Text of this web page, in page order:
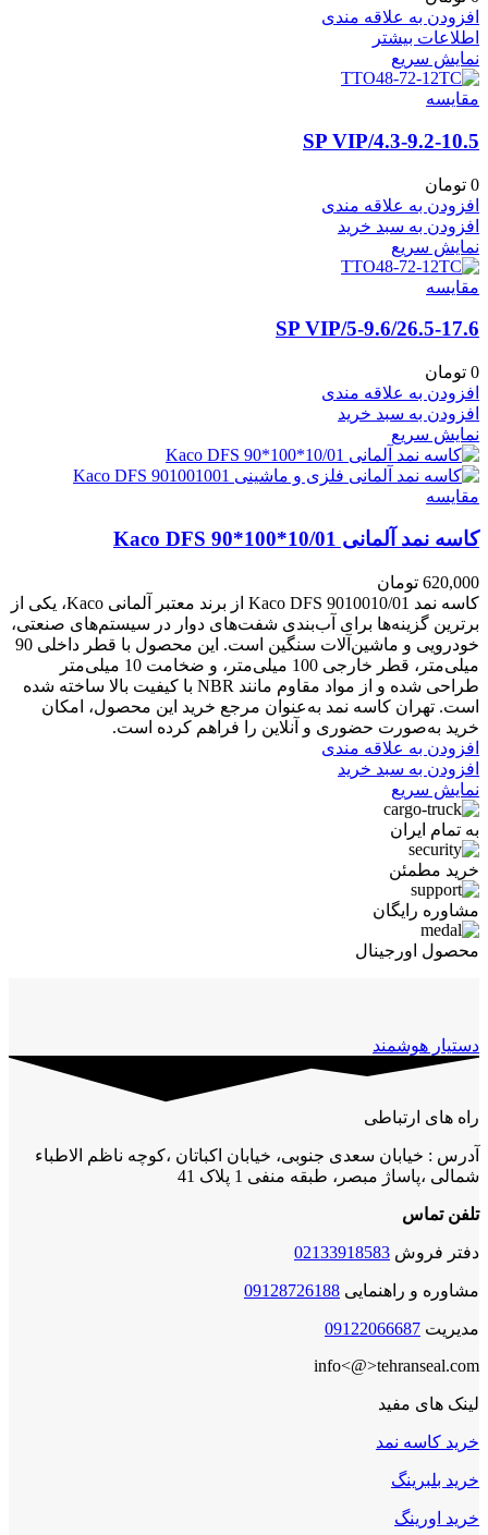
افزودن به علاقه مندی
اطلاعات بیشتر
نمایش سریع
مقايسه
4.3-9.2-10.5/SP VIP
0 تومان
افزودن به علاقه مندی
افزودن به سبد خرید
نمایش سریع
مقايسه
5-9.6/26.5-17.6/SP VIP
0 تومان
افزودن به علاقه مندی
افزودن به سبد خرید
نمایش سریع
مقايسه
کاسه نمد آلمانی Kaco DFS 90*100*10/01
620,000 تومان
کاسه نمد Kaco DFS 9010010/01 از برند معتبر آلمانی Kaco، یکی از
برترین گزینه‌ها برای آب‌بندی شفت‌های دوار در سیستم‌های صنعتی،
خودرویی و ماشین‌آلات سنگین است. این محصول با قطر داخلی 90
میلی‌متر، قطر خارجی 100 میلی‌متر، و ضخامت 10 میلی‌متر
طراحی شده و از مواد مقاوم مانند NBR با کیفیت بالا ساخته شده
است. تهران کاسه نمد به‌عنوان مرجع خرید این محصول، امکان
خرید به‌صورت حضوری و آنلاین را فراهم کرده است.
افزودن به علاقه مندی
افزودن به سبد خرید
نمایش سریع
به تمام ایران
خرید مطمئن
مشاوره رایگان
محصول اورجینال
دستیار هوشمند
راه های ارتباطی
آدرس : خیابان سعدی جنوبی، خیابان اکباتان ،کوچه ناظم الاطباء
شمالی ،پاساژ مبصر، طبقه منفی 1 پلاک 41
تلفن تماس
دفتر فروش 02133918583
مشاوره و راهنمایی 09128726188
مدیریت 09122066687
info<@>tehranseal.com
لینک های مفید
خرید کاسه نمد
خرید بلبرینگ
خرید اورینگ